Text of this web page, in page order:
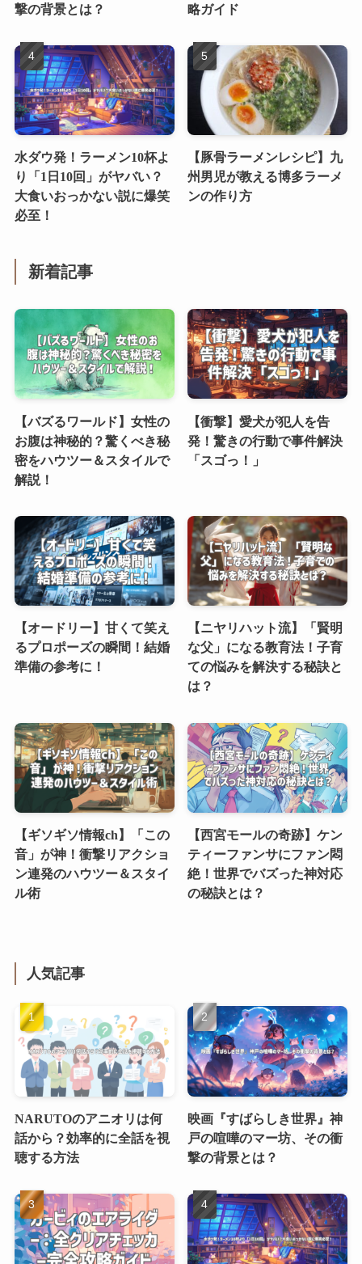
撃の背景とは？
略ガイド
水ダウ発！ラーメン10杯よ
り「1日10回」がヤバい？
大食いおっかない説に爆笑
必至！
【豚骨ラーメンレシピ】九
州男児が教える博多ラーメ
ンの作り方
新着記事
【バズるワールド】女性の
お腹は神秘的？驚くべき秘
密をハウツー＆スタイルで
解説！
【衝撃】愛犬が犯人を告
発！驚きの行動で事件解決
「スゴっ！」
【オードリー】甘くて笑え
るプロポーズの瞬間！結婚
準備の参考に！
【ニヤリハット流】「賢明
な父」になる教育法！子育
ての悩みを解決する秘訣と
は？
【ギソギソ情報ch】「この
音」が神！衝撃リアクショ
ン連発のハウツー＆スタイ
ル術
【西宮モールの奇跡】ケン
ティーファンサにファン悶
絶！世界でバズった神対応
の秘訣とは？
人気記事
NARUTOのアニオリは何
話から？効率的に全話を視
聴する方法
映画『すばらしき世界』神
戸の喧嘩のマー坊、その衝
撃の背景とは？